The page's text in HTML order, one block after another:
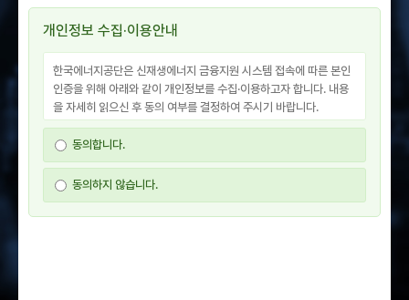
개인정보 수집·이용안내
한국에너지공단은 신재생에너지 금융지원 시스템 접속에 따른 본인
인증을 위해 아래와 같이 개인정보를 수집·이용하고자 합니다. 내용
을 자세히 읽으신 후 동의 여부를 결정하여 주시기 바랍니다.
⚬수집항목 : (필수) 핸드폰번호
⚬수집목적 : 시스템 로그인을 위한 본인인증
동의합니다.
동의하지 않습니다.